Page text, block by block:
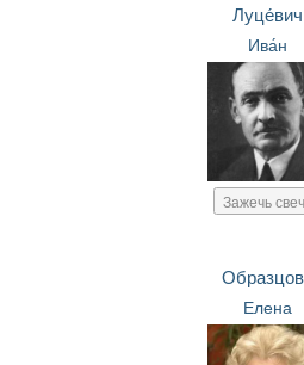
Луце́вич
Ива́н
Зажечь
Елена